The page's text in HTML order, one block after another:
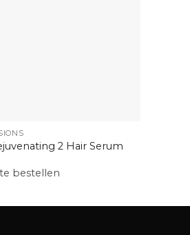
2 Hair Serum
bestellen